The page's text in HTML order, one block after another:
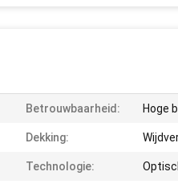
Betrouwbaarheid: Hoge
Dekking:
Technologie: